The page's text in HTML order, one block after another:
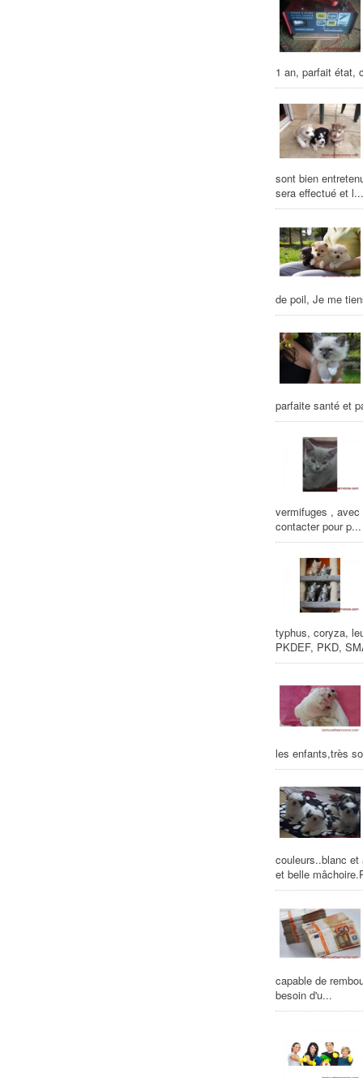
1 an, parfait état,
sont bien
sera effectué et l...
de poil, Je me
parfaite santé et
vermifuges ,
contacter pour p...
typhus, coryza,
PKDEF, PKD,
les enfants,très
couleurs..blanc
et belle
capable de
besoin d'u...